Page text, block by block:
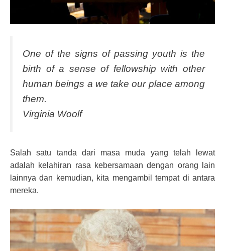
One of the signs of passing youth is the
birth of a sense of fellowship with other
human beings a we take our place among
them.
Virginia Woolf
Salah satu tanda dari masa muda yang telah lewat
adalah kelahiran rasa kebersamaan dengan orang lain
lainnya dan kemudian, kita mengambil tempat di antara
mereka.